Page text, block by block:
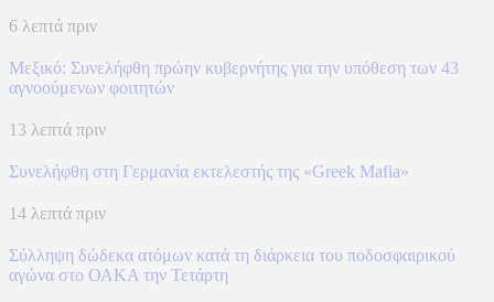
6 λεπτά πριν
Μεξικό: Συνελήφθη πρώην κυβερνήτης για την υπόθεση των 43
αγνοούμενων φοιτητών
13 λεπτά πριν
Συνελήφθη στη Γερμανία εκτελεστής της «Greek Mafia»
14 λεπτά πριν
Σύλληψη δώδεκα ατόμων κατά τη διάρκεια του ποδοσφαιρικού
αγώνα στο ΟΑΚΑ την Τετάρτη